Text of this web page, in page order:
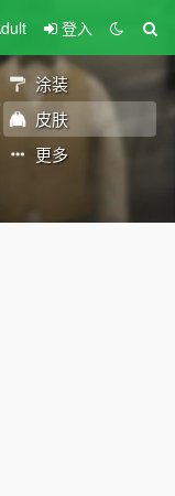
登入
涂装
皮肤
更多